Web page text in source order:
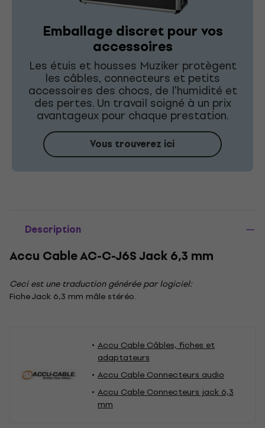
Emballage discret pour vos
accessoires
Les étuis et housses Muziker protègent
les câbles, connecteurs et petits
accessoires des chocs, de l'humidité et
des pertes. Un travail soigné à un prix
avantageux pour chaque prestation.
Vous trouverez ici
Description
Accu Cable AC-C-J6S Jack 6,3 mm
Ceci est une traduction générée par logiciel:
Fiche Jack 6,3 mm mâle stéréo.
Accu Cable Câbles, fiches et
adaptateurs
Accu Cable Connecteurs audio
Accu Cable Connecteurs jack 6,3
mm